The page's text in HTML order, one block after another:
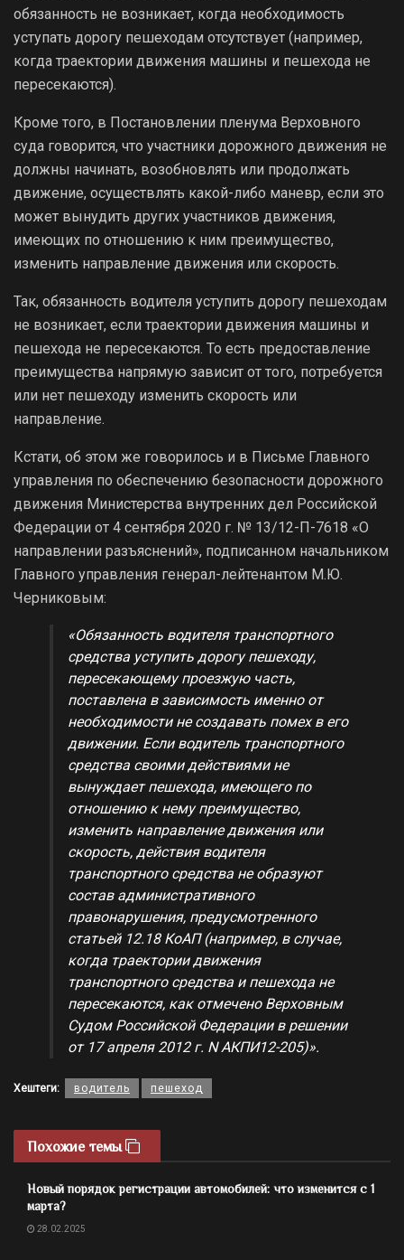
обязанность не возникает, когда необходимость
уступать дорогу пешеходам отсутствует (например,
когда траектории движения машины и пешехода не
пересекаются).
Кроме того, в Постановлении пленума Верховного
суда говорится, что участники дорожного движения не
должны начинать, возобновлять или продолжать
движение, осуществлять какой-либо маневр, если это
может вынудить других участников движения,
имеющих по отношению к ним преимущество,
изменить направление движения или скорость.
Так, обязанность водителя уступить дорогу пешеходам
не возникает, если траектории движения машины и
пешехода не пересекаются. То есть предоставление
преимущества напрямую зависит от того, потребуется
или нет пешеходу изменить скорость или
направление.
Кстати, об этом же говорилось и в Письме Главного
управления по обеспечению безопасности дорожного
движения Министерства внутренних дел Российской
Федерации от 4 сентября 2020 г. № 13/12-П-7618 «О
направлении разъяснений», подписанном начальником
Главного управления генерал-лейтенантом М.Ю.
Черниковым:
«Обязанность водителя транспортного
средства уступить дорогу пешеходу,
пересекающему проезжую часть,
поставлена в зависимость именно от
необходимости не создавать помех в его
движении. Если водитель транспортного
средства своими действиями не
вынуждает пешехода, имеющего по
отношению к нему преимущество,
изменить направление движения или
скорость, действия водителя
транспортного средства не образуют
состав административного
правонарушения, предусмотренного
статьей 12.18 КоАП (например, в случае,
когда траектории движения
транспортного средства и пешехода не
пересекаются, как отмечено Верховным
Судом Российской Федерации в решении
от 17 апреля 2012 г. N АКПИ12-205)».
Хештеги: водитель пешеход
Похожие темы
Новый порядок регистрации автомобилей: что изменится с 1
марта?
28.02.2025